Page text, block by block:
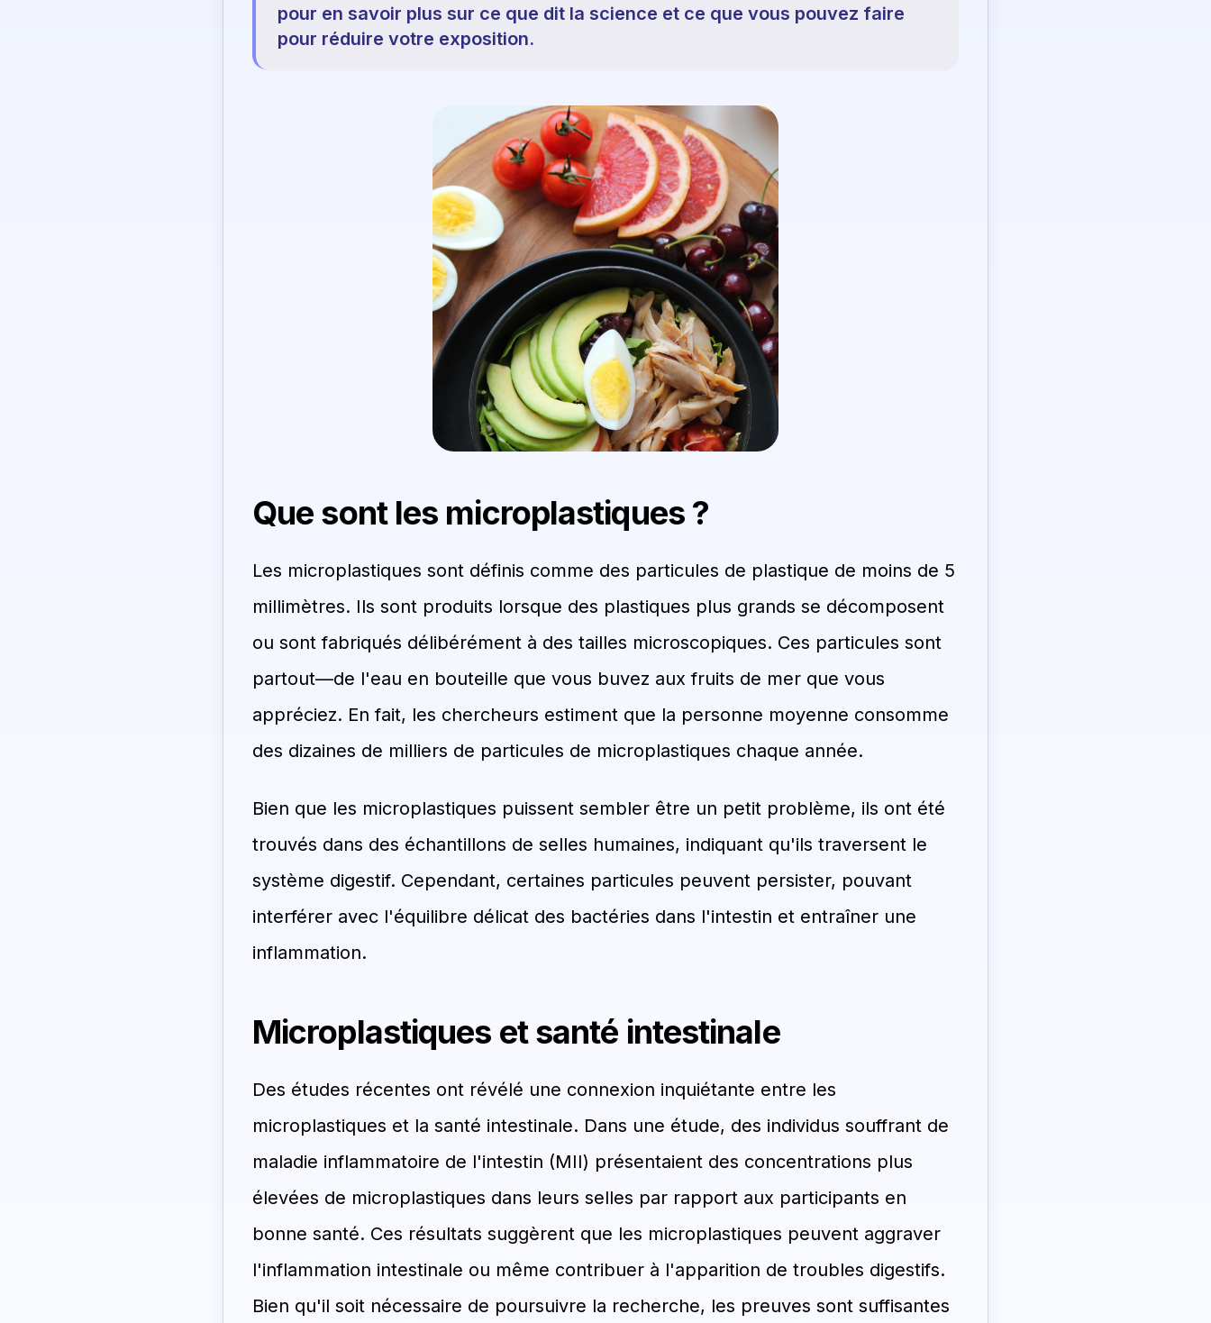
pour en savoir plus sur ce que dit la science et ce que vous pouvez faire
pour réduire votre exposition.
Que sont les microplastiques ?
Les microplastiques sont définis comme des particules de plastique de moins de 5
millimètres. Ils sont produits lorsque des plastiques plus grands se décomposent
ou sont fabriqués délibérément à des tailles microscopiques. Ces particules sont
partout—de l'eau en bouteille que vous buvez aux fruits de mer que vous
appréciez. En fait, les chercheurs estiment que la personne moyenne consomme
des dizaines de milliers de particules de microplastiques chaque année.
Bien que les microplastiques puissent sembler être un petit problème, ils ont été
trouvés dans des échantillons de selles humaines, indiquant qu'ils traversent le
système digestif. Cependant, certaines particules peuvent persister, pouvant
interférer avec l'équilibre délicat des bactéries dans l'intestin et entraîner une
inflammation.
Microplastiques et santé intestinale
Des études récentes ont révélé une connexion inquiétante entre les
microplastiques et la santé intestinale. Dans une étude, des individus souffrant de
maladie inflammatoire de l'intestin (MII) présentaient des concentrations plus
élevées de microplastiques dans leurs selles par rapport aux participants en
bonne santé. Ces résultats suggèrent que les microplastiques peuvent aggraver
l'inflammation intestinale ou même contribuer à l'apparition de troubles digestifs.
Bien qu'il soit nécessaire de poursuivre la recherche, les preuves sont suffisantes